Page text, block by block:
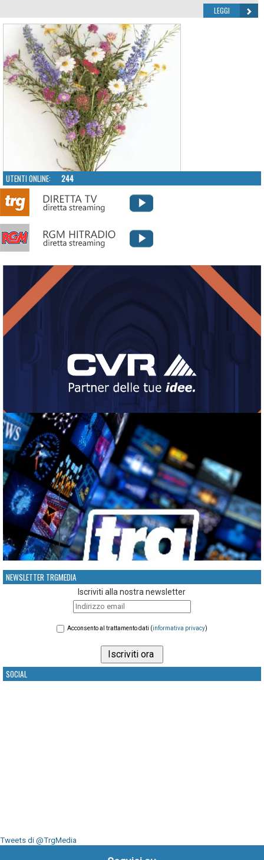
LEGGI
UTENTI ONLINE: 244
NEWSLETTER TRGMEDIA
Iscriviti alla nostra newsletter
Acconsento al trattamento dati (informativa privacy)
SOCIAL
Tweets di @TrgMedia